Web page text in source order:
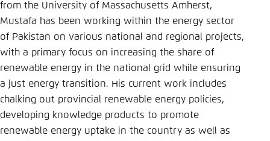
from the University of Massachusetts Amherst,
Mustafa has been working within the energy sector
of Pakistan on various national and regional projects,
with a primary focus on increasing the share of
renewable energy in the national grid while ensuring
a just energy transition. His current work includes
chalking out provincial renewable energy policies,
developing knowledge products to promote
renewable energy uptake in the country as well as
Passwort* Passwort vergessen?
Anmelden
Noch kein Benutzerkonto?
Abbrechen
Hell
Dunkel
Automatisch